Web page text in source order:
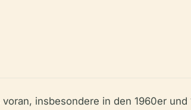
insbesondere in den 1960er und